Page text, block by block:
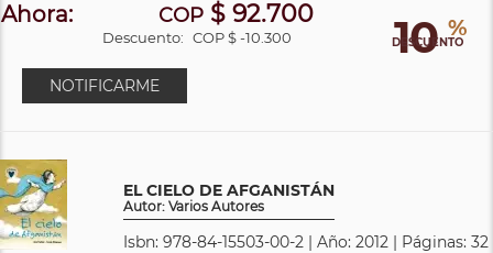
10 %
DESCUENTO
Ahora: COP$ 92.700
Descuento: COP $ -10.300
NOTIFICARME
EL CIELO DE AFGANISTÁN
Autor: Varios Autores
Isbn: 978-84-15503-00-2 | Año: 2012 | Páginas: 32